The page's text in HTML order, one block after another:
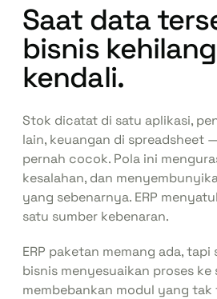
Saat data
bisnis
kendali.
Stok dicatat di satu aplikasi,
lain, keuangan di spreadsheet
pernah cocok. Pola ini
kesalahan, dan
yang sebenarnya. ERP
satu sumber kebenaran.
ERP paketan memang ada, tapi
bisnis menyesuaikan proses
membebankan modul yang tak